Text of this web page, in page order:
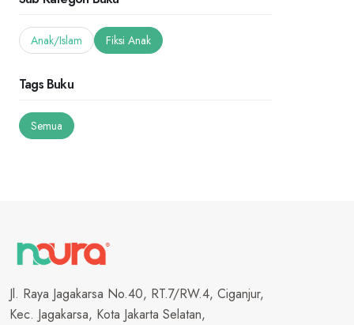
Anak/Islam Fiksi Anak
Tags Buku
Semua
Jl. Raya Jagakarsa No.40, RT.7/RW.4, Ciganjur,
Kec. Jagakarsa, Kota Jakarta Selatan,